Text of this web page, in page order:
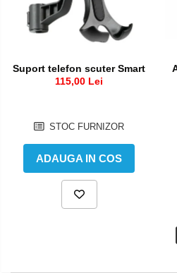
Suport telefon scuter Smart
115,00 Lei
STOC FURNIZOR
ADAUGA IN COS